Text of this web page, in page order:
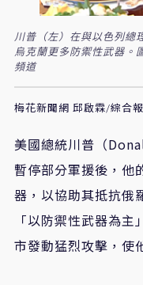
川普（左）在與以色列總
烏克蘭更多防禦性武器
頻道
梅花新聞網 邱啟霖/綜合
美國總統川普（
暫停部分軍援後，他
器，以協助其抵抗俄
「以防禦性武器為
市發動猛烈攻擊，使